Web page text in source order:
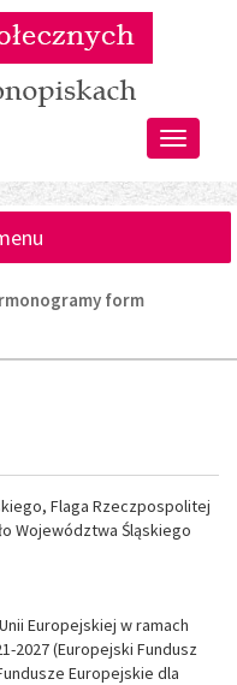
Przełącz
form
Europejskiej w ramach
2027 (Europejski Fundusz
Europejskie dla